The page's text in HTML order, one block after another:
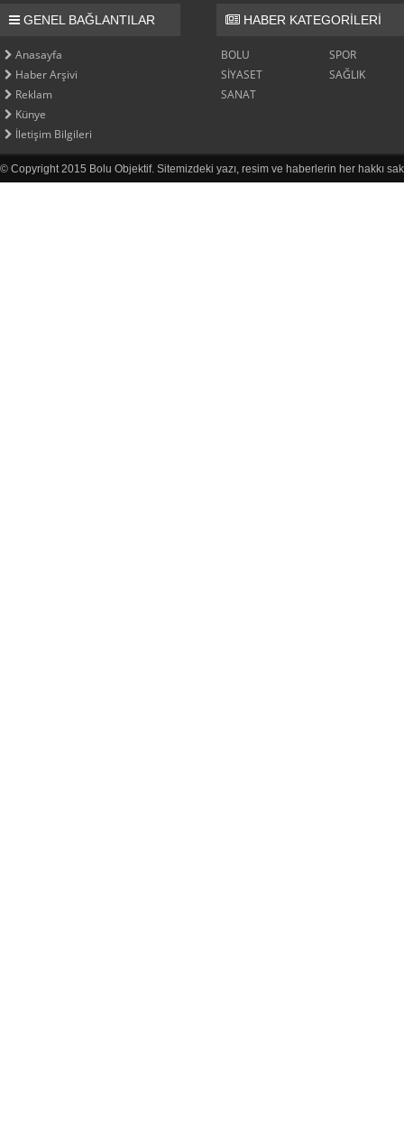
GENEL BAĞLANTILAR
Anasayfa
Haber Arşivi
Reklam
Künye
İletişim Bilgileri
HABER KATEGORİLERİ
BOLU
SPOR
SİYASET
SAĞLIK
SANAT
© Copyright 2015 Bolu Objektif. Sitemizdeki yazı, resim ve haberlerin her hakkı